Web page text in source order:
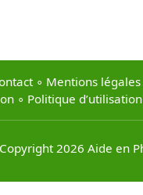
∘ Mentions légales
∘ Politique
Copyright 2026 Aide en